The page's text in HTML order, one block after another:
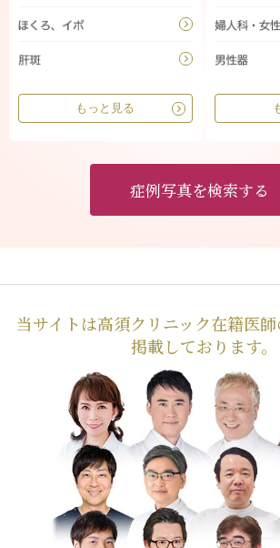
もっと見る
症例写真を検索する
当サイトは高須クリニック在籍医
掲載しております。